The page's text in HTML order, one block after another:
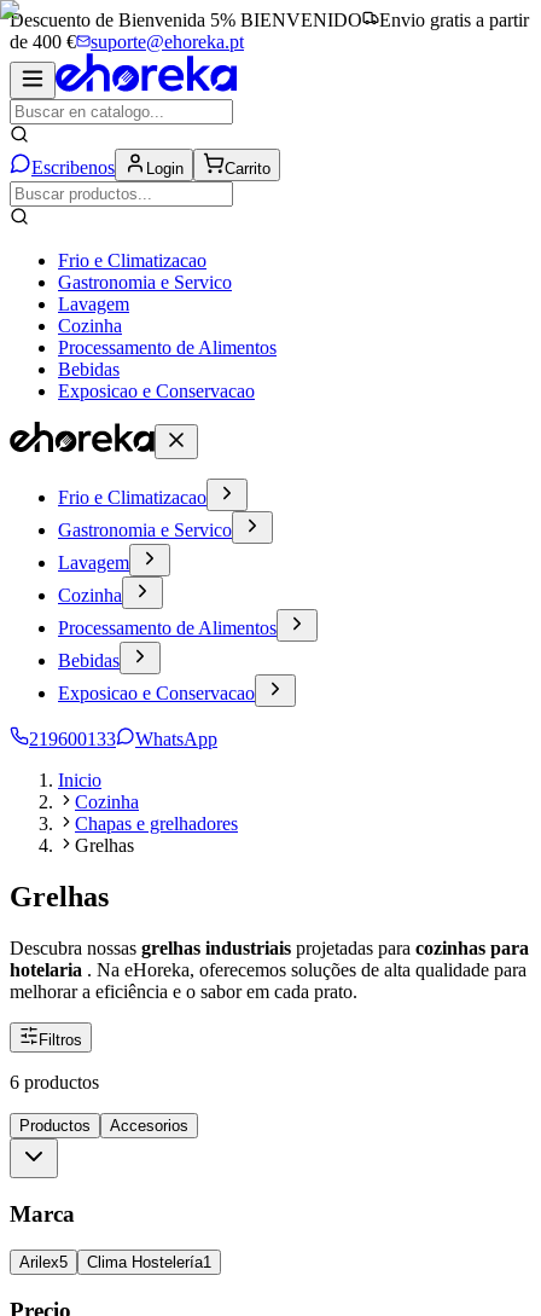
Descuento de Bienvenida 5% BIENVENIDO
Envio gratis a partir
de 400 €
suporte@ehoreka.pt
Escribenos Login Carrito
Frio e Climatizacao
Gastronomia e Servico
Lavagem
Cozinha
Processamento de Alimentos
Bebidas
Exposicao e Conservacao
Frio e Climatizacao
Gastronomia e Servico
Lavagem
Cozinha
Processamento de Alimentos
Bebidas
Exposicao e Conservacao
219600133
WhatsApp
Inicio
Cozinha
Chapas e grelhadores
Grelhas
Grelhas
Descubra nossas grelhas industriais projetadas para cozinhas para
hotelaria . Na eHoreka, oferecemos soluções de alta qualidade para
melhorar a eficiência e o sabor em cada prato.
Filtros
6 productos
Productos Accesorios
Marca
Arilex5 Clima Hostelería1
Precio